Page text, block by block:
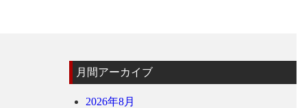
月間アーカイブ
2026年8月